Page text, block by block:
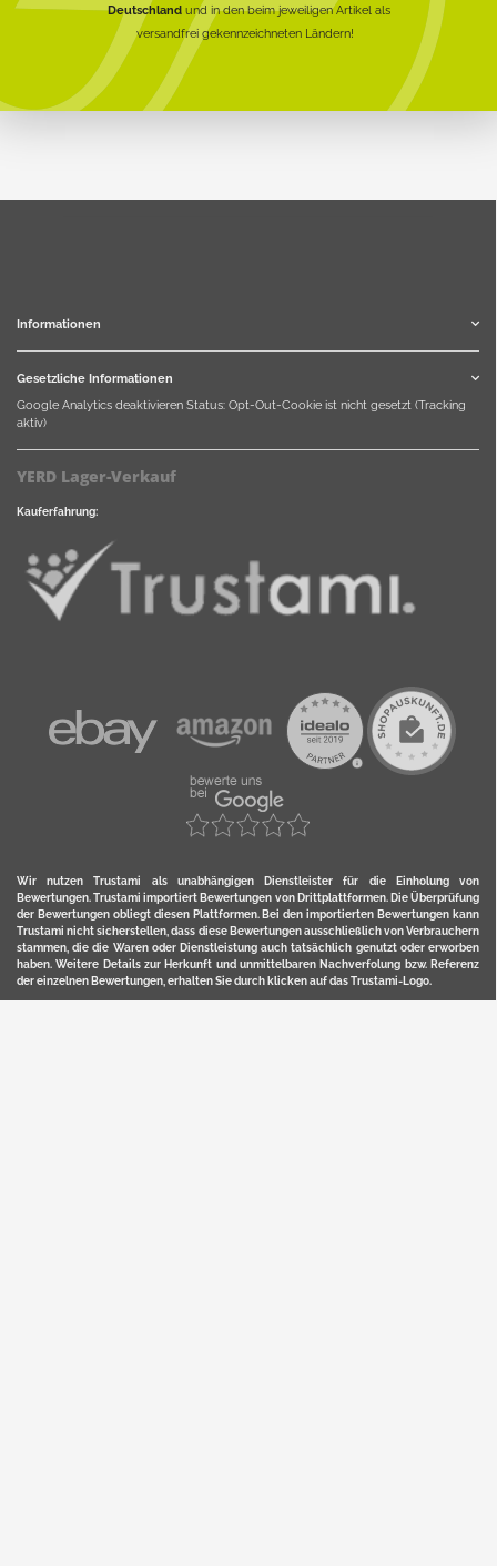
Deutschlandund in den beim jeweiligen Artikel als
versandfrei gekennzeichneten Ländern!
Informationen
Gesetzliche Informationen
Google Analytics deaktivieren Status: Opt-Out-Cookie ist nicht gesetzt (Tracking
aktiv)
YERD Lager-Verkauf
Kauferfahrung:
Wir nutzen Trustami als unabhängigen Dienstleister für die Einholung von
Bewertungen. Trustami importiert Bewertungen von Drittplattformen. Die Überprüfung
der Bewertungen obliegt diesen Plattformen. Bei den importierten Bewertungen kann
Trustami nicht sicherstellen, dass diese Bewertungen ausschließlich von Verbrauchern
stammen, die die Waren oder Dienstleistung auch tatsächlich genutzt oder erworben
haben. Weitere Details zur Herkunft und unmittelbaren Nachverfolung bzw. Referenz
der einzelnen Bewertungen, erhalten Sie durch klicken auf das Trustami-Logo.